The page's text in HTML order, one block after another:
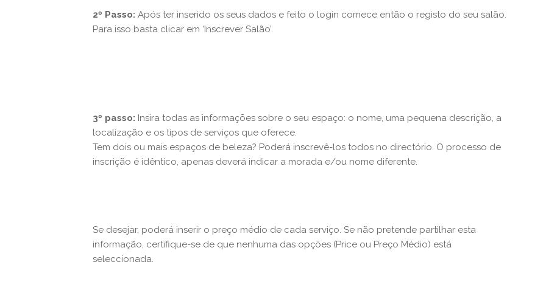
2º Passo: Após ter inserido os seus dados e feito o login comece então o registo do seu salão.
Para isso basta clicar em ‘Inscrever Salão’.
3º passo: Insira todas as informações sobre o seu espaço: o nome, uma pequena descrição, a
localização e os tipos de serviços que oferece.
Tem dois ou mais espaços de beleza? Poderá inscrevê-los todos no directório. O processo de
inscrição é idêntico, apenas deverá indicar a morada e/ou nome diferente.
Se desejar, poderá inserir o preço médio de cada serviço. Se não pretende partilhar esta
informação, certifique-se de que nenhuma das opções (Price ou Preço Médio) está
seleccionada.